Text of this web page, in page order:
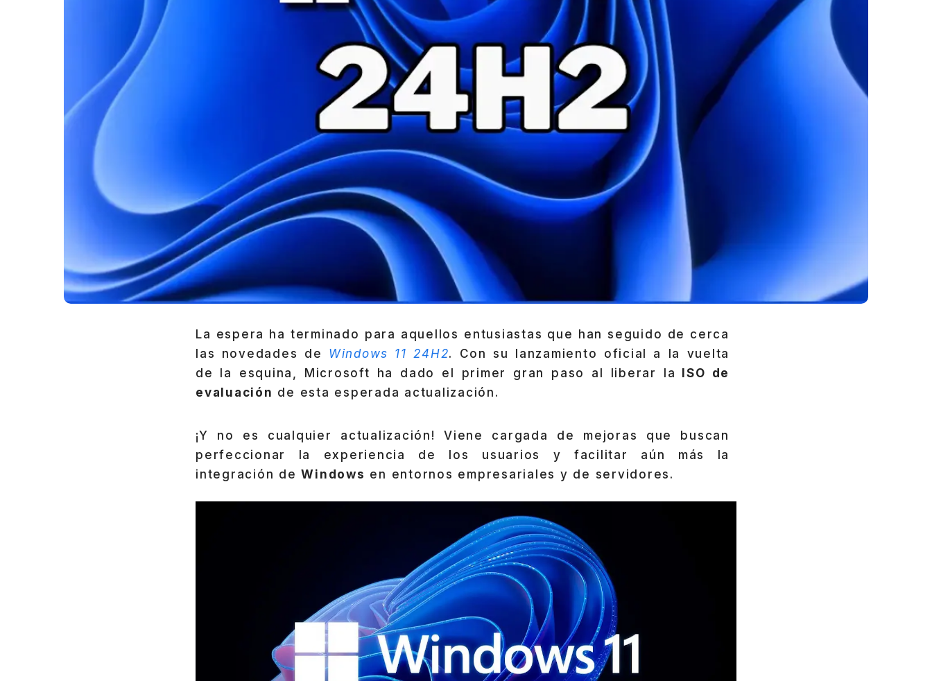
La espera ha terminado para aquellos entusiastas que han seguido de cerca
las novedades de Windows 11 24H2. Con su lanzamiento oficial a la vuelta
de la esquina, Microsoft ha dado el primer gran paso al liberar la
ISO de
evaluación de esta esperada actualización.
¡Y no es cualquier actualización! Viene cargada de mejoras que buscan
perfeccionar la experiencia de los usuarios y facilitar aún más la
integración deWindows en entornos empresariales y de servidores.